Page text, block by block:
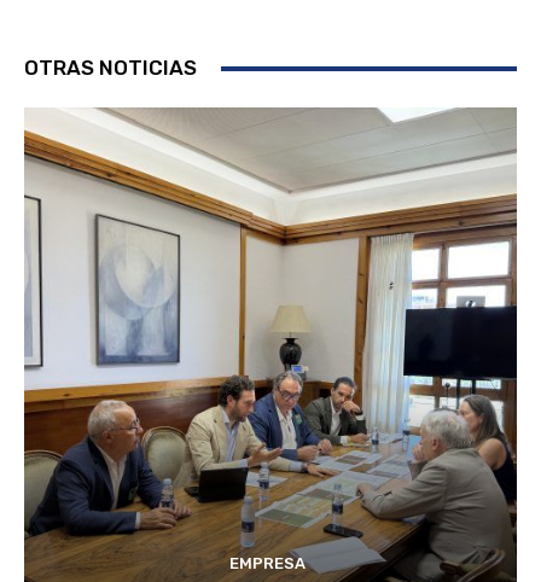
OTRAS NOTICIAS
EMPRESA